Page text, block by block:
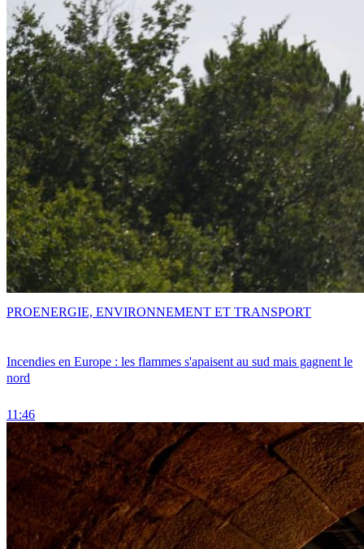
Incendies en Europe : les flammes s'apaisent au sud mais gagnent le
nord
11:46
PROENERGIE, ENVIRONNEMENT ET TRANSPORT